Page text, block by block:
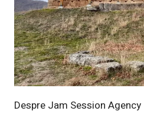
Despre Jam Session Agency